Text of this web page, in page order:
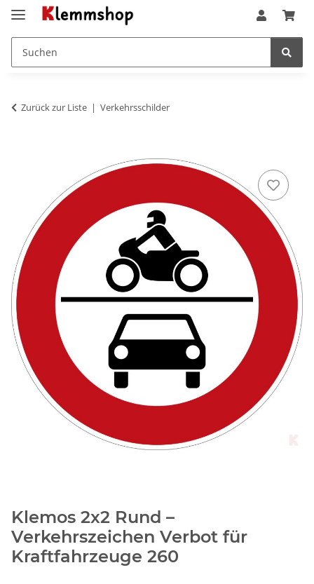
Zurück zur Liste Verkehrsschilder
Klemos 2x2 Rund –
Verkehrszeichen Verbot für
Kraftfahrzeuge 260